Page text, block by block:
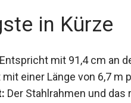
in Kürze
Entspricht mit 91,4 cm an
einer Länge von 6,7 m
Der Stahlrahmen und